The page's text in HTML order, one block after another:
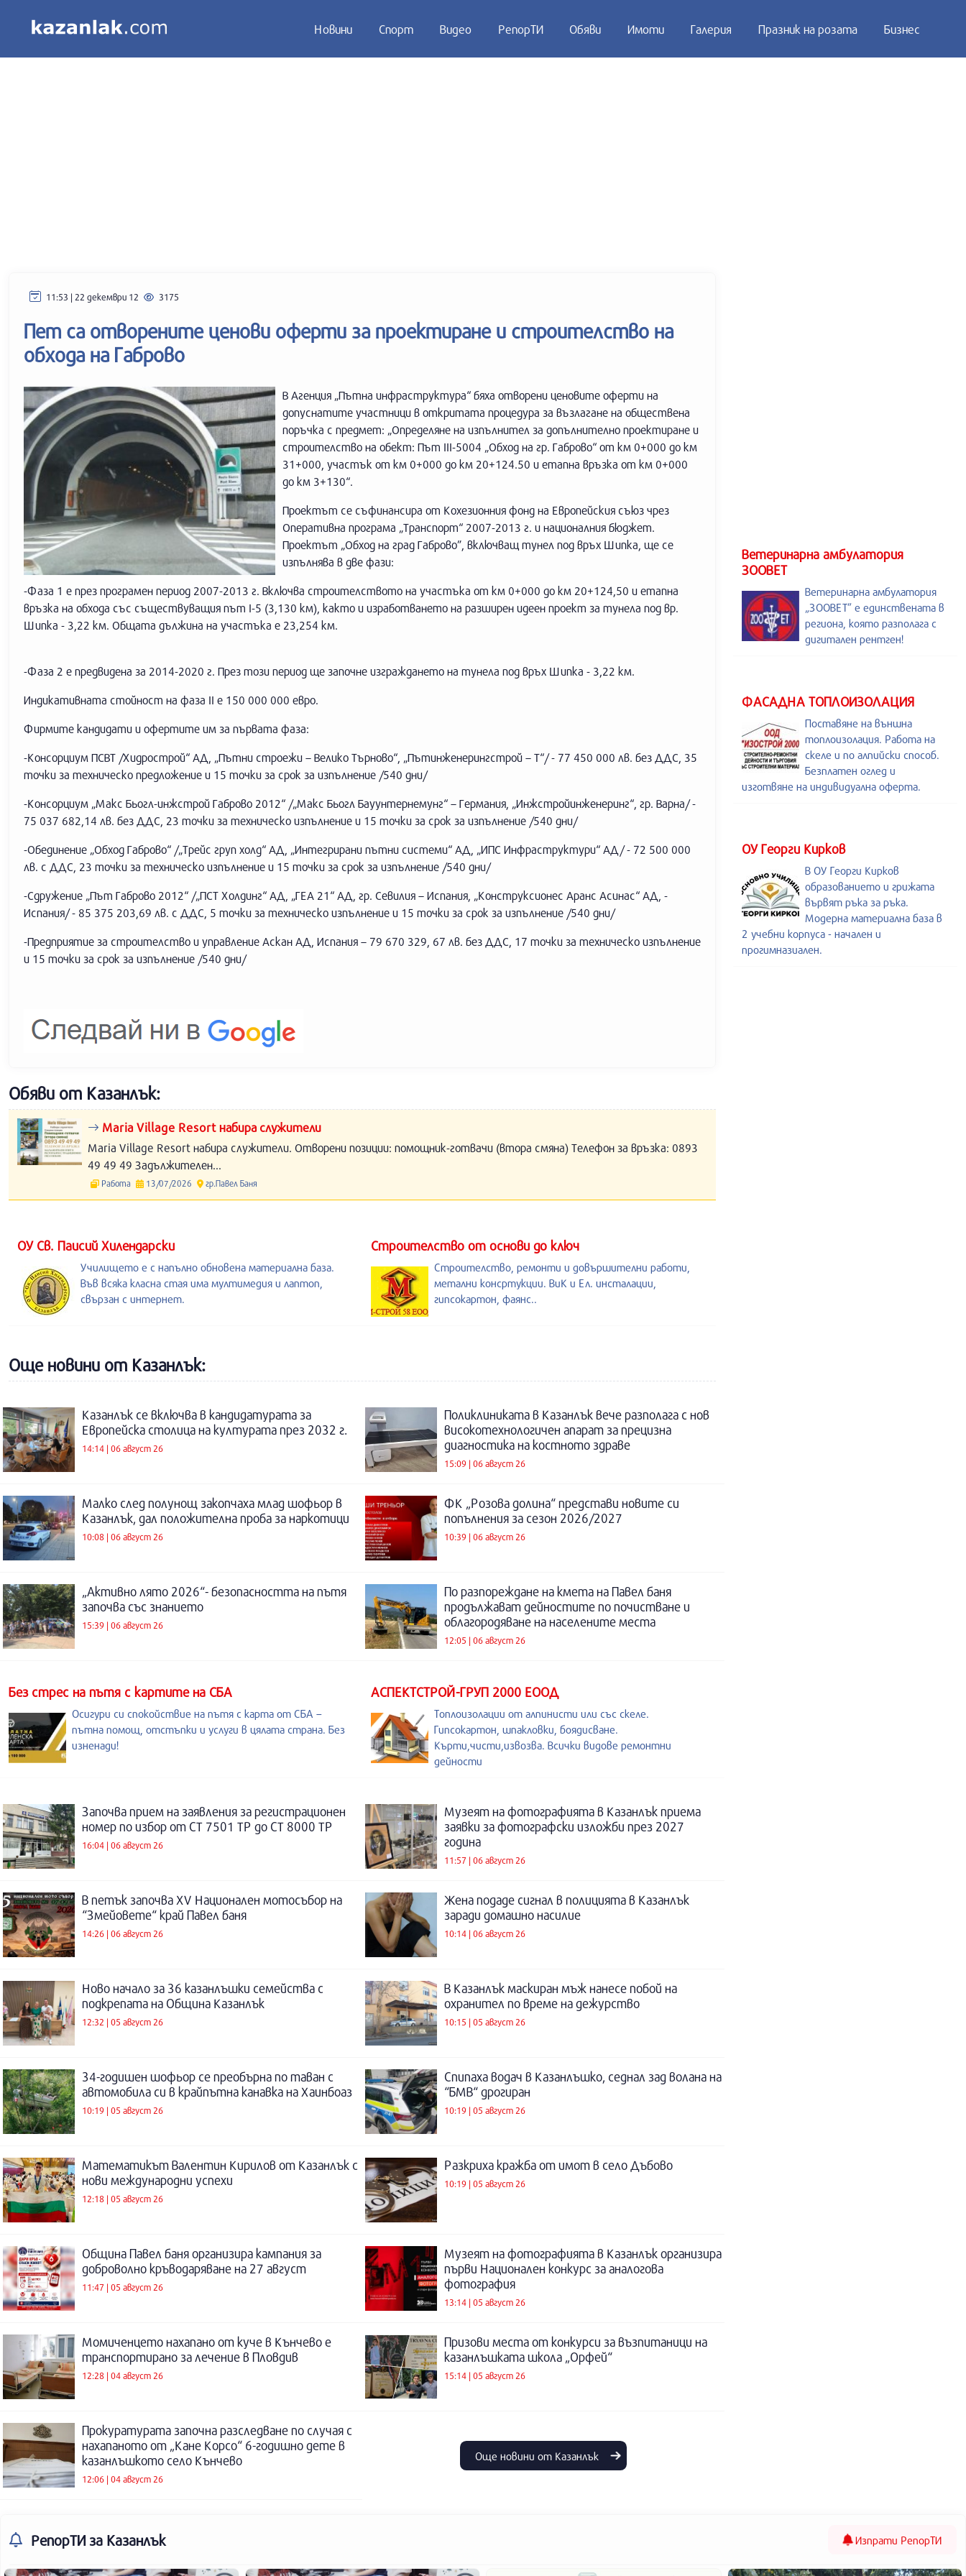
Новини Спорт Видео РепорТИ Обяви Имоти Галерия Празник на розата Бизнес
11:53 | 22 декември 12 3175
Пет са отворените ценови оферти за проектиране и строителство на
обхода на Габрово
В Агенция „Пътна инфраструктура“ бяха отворени ценовите оферти на
допуснатите участници в откритата процедура за възлагане на обществена
поръчка с предмет: „Определяне на изпълнител за допълнително проектиране и
строителство на обект: Път III-5004 „Обход на гр. Габрово“ от км 0+000 до км
31+000, участък от км 0+000 до км 20+124.50 и етапна връзка от км 0+000
до км 3+130“.
Проектът се съфинансира от Кохезионния фонд на Европейския съюз чрез
Оперативна програма „Транспорт“ 2007-2013 г. и националния бюджет.
Проектът „Обход на град Габрово”, включващ тунел под връх Шипка, ще се
изпълнява в две фази:
-Фаза 1 е през програмен период 2007-2013 г. Включва строителството на участъка от км 0+000 до км 20+124,50 и етапна
връзка на обхода със съществуващия път І-5 (3,130 км), както и изработването на разширен идеен проект за тунела под вр.
Шипка - 3,22 км. Общата дължина на участъка е 23,254 км.
-Фаза 2 е предвидена за 2014-2020 г. През този период ще започне изграждането на тунела под връх Шипка - 3,22 км.
Индикативната стойност на фаза ІІ е 150 000 000 евро.
Фирмите кандидати и офертите им за първата фаза:
-Консорциум ПСВТ /Хидрострой“ АД, „Пътни строежи – Велико Търново“, „Пътинженерингстрой – Т“/ - 77 450 000 лв. без ДДС, 35
точки за техническо предложение и 15 точки за срок за изпълнение /540 дни/
-Консорциум „Макс Бьогл-инжстрой Габрово 2012“ /„Макс Бьогл Бауунтернемунг“ – Германия, „Инжстройинженеринг“, гр. Варна/ -
75 037 682,14 лв. без ДДС, 23 точки за техническо изпълнение и 15 точки за срок за изпълнение /540 дни/
-Обединение „Обход Габрово“ /„Трейс груп холд“ АД, „Интегрирани пътни системи“ АД, „ИПС Инфраструктури“ АД/ - 72 500 000
лв. с ДДС, 23 точки за техническо изпълнение и 15 точки за срок за изпълнение /540 дни/
-Сдружение „Път Габрово 2012“ /„ПСТ Холдинг“ АД, „ГЕА 21“ АД, гр. Севилия – Испания, „Конструксионес Аранс Асинас“ АД, -
Испания/ - 85 375 203,69 лв. с ДДС, 5 точки за техническо изпълнение и 15 точки за срок за изпълнение /540 дни/
-Предприятие за строителство и управление Аскан АД, Испания – 79 670 329, 67 лв. без ДДС, 17 точки за техническо изпълнение
и 15 точки за срок за изпълнение /540 дни/
Обяви от Казанлък:
Maria Village Resort набира служители
Maria Village Resort набира служители. Отворени позиции: помощник-готвачи (втора смяна) Телефон за връзка: 0893
49 49 49 Задължителен...
Работа 13/07/2026 гр.Павел Баня
Ветеринарна амбулатория
ЗООВЕТ
Ветеринарна амбулатория
„ЗООВЕТ” е единствената в
региона, която разполага с
дигитален рентген!
ФАСАДНА ТОПЛОИЗОЛАЦИЯ
Поставяне на външна
топлоизолация. Работа на
скеле и по алпийски способ.
Безплатен оглед и
изготвяне на индивидуална оферта.
ОУ Георги Кирков
В ОУ Георги Кирков
образованието и грижата
вървят ръка за ръка.
Модерна материална база в
2 учебни корпуса - начален и
прогимназиален.
ОУ Св. Паисий Хилендарски
Училището е с напълно обновена материална база.
Във всяка класна стая има мултимедия и лаптоп,
свързан с интернет.
Строителство от основи до ключ
Строителство, ремонти и довършителни работи,
метални консртукции. ВиК и Ел. инсталации,
гипсокартон, фаянс..
Още новини от Казанлък:
Казанлък се включва в кандидатурата за
Европейска столица на културата през 2032 г.
14:14 | 06 август 26
Поликлиниката в Казанлък вече разполага с нов
високотехнологичен апарат за прецизна
диагностика на костното здраве
15:09 | 06 август 26
Малко след полунощ закопчаха млад шофьор в
Казанлък, дал положителна проба за наркотици
10:08 | 06 август 26
ФК „Розова долина“ представи новите си
попълнения за сезон 2026/2027
10:39 | 06 август 26
„Активно лято 2026“- безопасността на пътя
започва със знанието
15:39 | 06 август 26
По разпореждане на кмета на Павел баня
продължават дейностите по почистване и
облагородяване на населените места
12:05 | 06 август 26
Без стрес на пътя с картите на СБА
Осигури си спокойствие на пътя с карта от СБА –
пътна помощ, отстъпки и услуги в цялата страна. Без
изненади!
АСПЕКТСТРОЙ-ГРУП 2000 ЕООД
Топлоизолации от алпинисти или със скеле.
Гипсокартон, шпакловки, боядисване.
Кърти,чисти,извозва. Всички видове ремонтни
дейности
Започва прием на заявления за регистрационен
номер по избор от СТ 7501 ТР до СТ 8000 ТР
16:04 | 06 август 26
Музеят на фотографията в Казанлък приема
заявки за фотографски изложби през 2027
година
11:57 | 06 август 26
В петък започва XV Национален мотосъбор на
“Змейовете“ край Павел баня
14:26 | 06 август 26
Жена подаде сигнал в полицията в Казанлък
заради домашно насилие
10:14 | 06 август 26
Ново начало за 36 казанлъшки семейства с
подкрепата на Община Казанлък
12:32 | 05 август 26
В Казанлък маскиран мъж нанесе побой на
охранител по време на дежурство
10:15 | 05 август 26
34-годишен шофьор се преобърна по таван с
автомобила си в крайпътна канавка на Хаинбоаз
10:19 | 05 август 26
Спипаха водач в Казанлъшко, седнал зад волана на
“БМВ“ дрогиран
10:19 | 05 август 26
Математикът Валентин Кирилов от Казанлък с
нови международни успехи
12:18 | 05 август 26
Разкриха кражба от имот в село Дъбово
10:19 | 05 август 26
Община Павел баня организира кампания за
доброволно кръводаряване на 27 август
11:47 | 05 август 26
Музеят на фотографията в Казанлък организира
първи Национален конкурс за аналогова
фотография
13:14 | 05 август 26
Момиченцето нахапано от куче в Кънчево е
транспортирано за лечение в Пловдив
12:28 | 04 август 26
Призови места от конкурси за възпитаници на
казанлъшката школа „Орфей“
15:14 | 05 август 26
Прокуратурата започна разследване по случая с
нахапаното от „Кане Корсо“ 6-годишно дете в
казанлъшкото село Кънчево
12:06 | 04 август 26
Още новини от Казанлък
РепорТИ за Казанлък Изпрати РепорТИ